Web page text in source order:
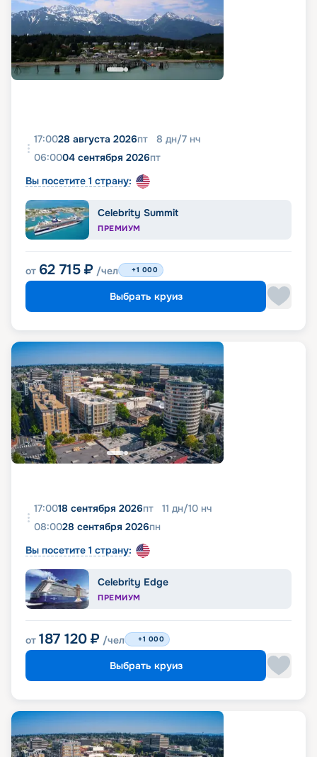
17:0028 августа 2026пт 8 дн/7 нч
06:0004 сентября 2026пт
Вы посетите 1 страну:
Celebrity Summit
ПРЕМИУМ
от 62 715 ₽ /чел +1 000
Выбрать круиз
17:0018 сентября 2026пт 11 дн/10 нч
08:0028 сентября 2026пн
Вы посетите 1 страну:
Celebrity Edge
ПРЕМИУМ
от 187 120 ₽ /чел +1 000
Выбрать круиз